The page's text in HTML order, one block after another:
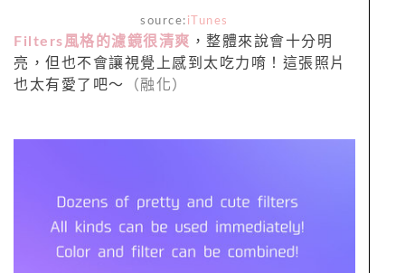
source: iTunes
Filters風格的濾鏡很清爽 ，整體來說會十分明
亮，但也不會讓視覺上感到太吃力唷！這張照片
也太有愛了吧～
（融化）